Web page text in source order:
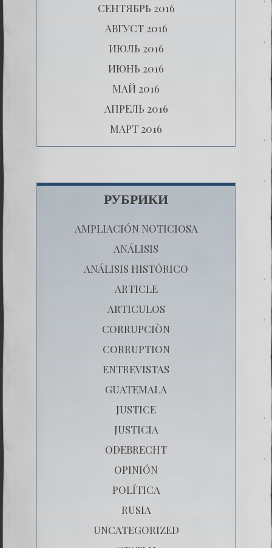
СЕНТЯБРЬ 2016
АВГУСТ 2016
ИЮЛЬ 2016
ИЮНЬ 2016
МАЙ 2016
АПРЕЛЬ 2016
МАРТ 2016
РУБРИКИ
AMPLIACIÓN NOTICIOSA
ANÁLISIS
ANÁLISIS HISTÓRICO
ARTICLE
ARTICULOS
CORRUPCIÒN
CORRUPTION
ENTREVISTAS
GUATEMALA
JUSTICE
JUSTICIA
ODEBRECHT
OPINIÓN
POLÍTICA
RUSIA
UNCATEGORIZED